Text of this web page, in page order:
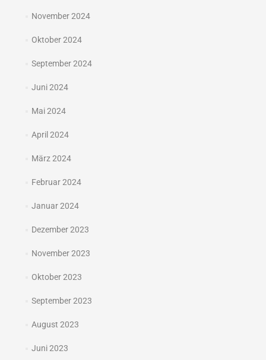
November 2024
Oktober 2024
September 2024
Juni 2024
Mai 2024
April 2024
März 2024
Februar 2024
Januar 2024
Dezember 2023
November 2023
Oktober 2023
September 2023
August 2023
Juni 2023